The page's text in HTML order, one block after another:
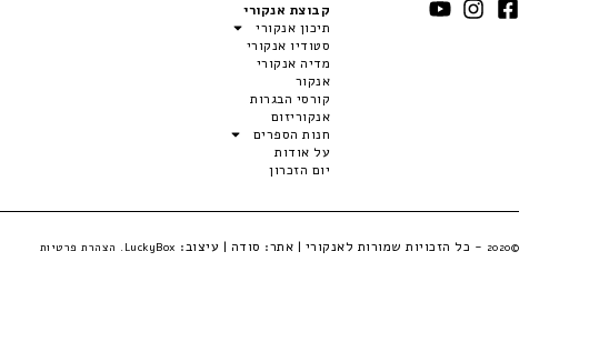
קבוצת אנקורי
תיכון אנקורי
סטודיו אנקורי
מדיה אנקורי
אנקור
קורסי הבגרות
אנקוריזום
חנות הספרים
על אודות
יום הזכרון
©2020 - כל הזכויות שמורות לאנקורי | אתר: סודה | עיצוב: LuckyBox. הצהרת פרטיות